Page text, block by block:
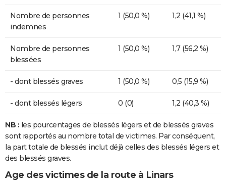
Nombre de personnes
indemnes
1 (50,0 %) 1,2 (41,1 %)
Nombre de personnes
blessées
1 (50,0 %) 1,7 (56,2 %)
- dont blessés graves 1 (50,0 %) 0,5 (15,9 %)
- dont blessés légers 0 (0) 1,2 (40,3 %)
NB : les pourcentages de blessés légers et de blessés graves
sont rapportés au nombre total de victimes. Par conséquent,
la part totale de blessés inclut déjà celles des blessés légers et
des blessés graves.
Age des victimes de la route à Linars